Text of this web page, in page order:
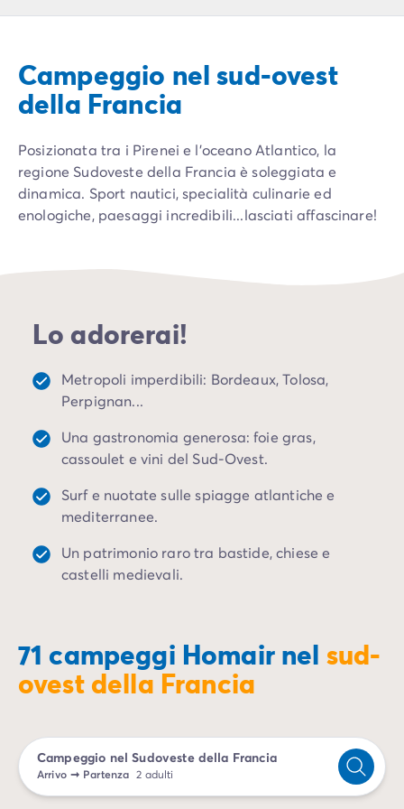
Campeggio Toscana
Campeggio Firenze
Campeggio Livorno
Campeggio Marina di Bibbona
Campeggio San Vincenzo
Campeggio Trentino-Alto-Adige
Campeggio Veneto
Campeggio Sottomarina di Chioggia
Campeggio Cavallino - Treporti
Campeggio Verona
Campeggio Croazia
Campeggio Dalmazia
Campeggio Istria
Campeggio Francia
Campeggio Bretagna
Campeggio Gran-Este
Campeggio Ile-de-France
Campeggio Parigi
Campeggio Normandia
Campeggio Germania
Campeggio Austria
Campeggio Stiria
Campeggio Olanda
Campeggio Slovenia
Campeggio Lussemburgo
Tutte le idee di viaggio
Campeggio nel sud-ovest
della Francia
Posizionata tra i Pirenei e l’oceano Atlantico, la
regione Sudoveste della Francia è soleggiata e
dinamica. Sport nautici, specialità culinarie ed
enologiche, paesaggi incredibili...lasciati affascinare!
Lo adorerai!
Metropoli imperdibili: Bordeaux, Tolosa,
Perpignan...
Una gastronomia generosa: foie gras,
cassoulet e vini del Sud-Ovest.
Surf e nuotate sulle spiagge atlantiche e
mediterranee.
Un patrimonio raro tra bastide, chiese e
castelli medievali.
71 campeggi Homair nel sud-
ovest della Francia
Campeggio nel Sudoveste della Francia
Arrivo ➞ Partenza 2 adulti